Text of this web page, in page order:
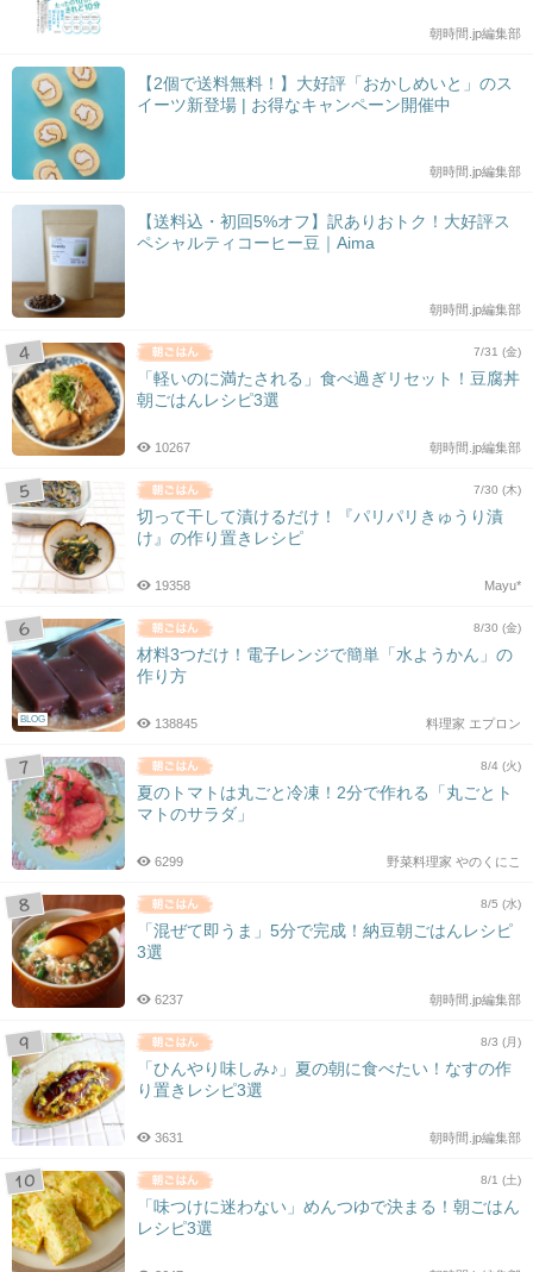
朝時間.jp編集部
【2個で送料無料！】大好評「おかしめいと」のス
イーツ新登場 | お得なキャンペーン開催中
朝時間.jp編集部
【送料込・初回5%オフ】訳ありおトク！大好評ス
ペシャルティコーヒー豆｜Aima
朝時間.jp編集部
7/31 (金)
「軽いのに満たされる」食べ過ぎリセット！豆腐丼
朝ごはんレシピ3選
朝時間.jp編集部
10267
7/30 (木)
切って干して漬けるだけ！『パリパリきゅうり漬
け』の作り置きレシピ
Mayu*
19358
BLOG
8/30 (金)
材料3つだけ！電子レンジで簡単「水ようかん」の
作り方
料理家 エプロン
138845
8/4 (火)
夏のトマトは丸ごと冷凍！2分で作れる「丸ごとト
マトのサラダ」
野菜料理家 やのくにこ
6299
8/5 (水)
「混ぜて即うま」5分で完成！納豆朝ごはんレシピ
3選
朝時間.jp編集部
6237
8/3 (月)
「ひんやり味しみ♪」夏の朝に食べたい！なすの作
り置きレシピ3選
朝時間.jp編集部
3631
8/1 (土)
「味つけに迷わない」めんつゆで決まる！朝ごはん
レシピ3選